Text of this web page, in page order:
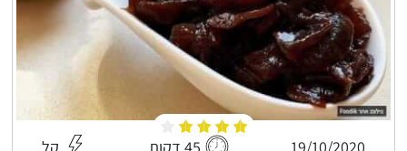
19/10/2020 45 דקות קל